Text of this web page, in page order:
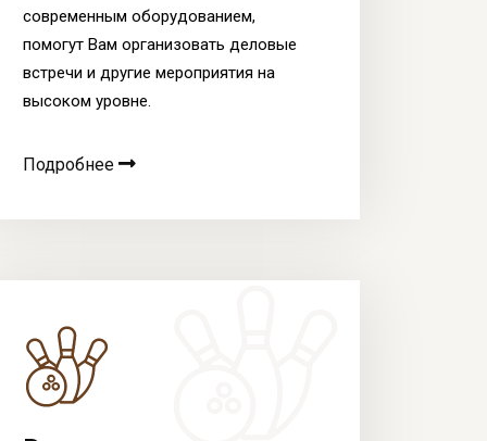
современным оборудованием,
помогут Вам организовать деловые
встречи и другие мероприятия на
высоком уровне.
Подробнее